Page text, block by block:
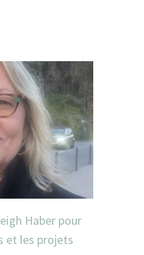
Haber pour
et les projets